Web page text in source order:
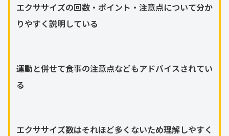
エクササイズの回数・ポイント・注意点について分か
りやすく説明している
運動と併せて食事の注意点などもアドバイスされてい
る
エクササイズ数はそれほど多くないため理解しやすく